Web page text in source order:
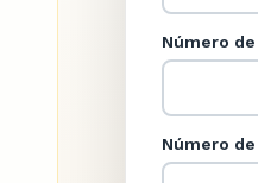
Número
Número